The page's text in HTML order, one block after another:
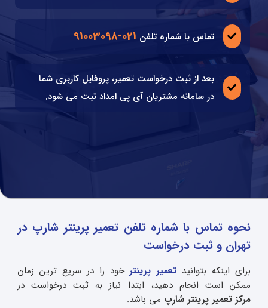
نحوه تماس با شماره تلفن تعمیر پرینتر شارپ در
تهران و ثبت درخواست
برای اینکه بتوانید تعمیر پرینترخود را در سریع ترین زمان
ممکن است انجام دهید، ابتدا نیاز به ثبت درخواست در
مرکز تعمیر پرینتر شارپ می باشد.
تماس با شماره تلفن 021-91003098
بعد از ثبت درخواست تعمیر، پروفایل کاربری شما
در سامانه مشتریان آی پی امداد ثبت می شود.